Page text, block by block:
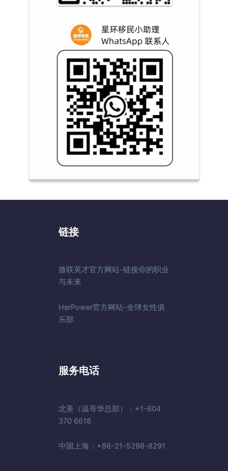
链接
微联英才官方网站-链接你的职业
与未来
HerPower官方网站-全球女性俱
乐部
服务电话
北美（温哥华总部）：+1-604
370 6618
中国上海：+86-21-5298-8291